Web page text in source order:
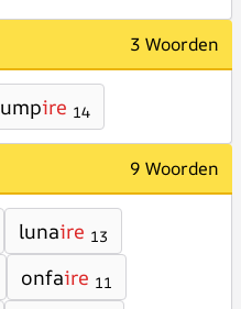
3 Woorden
umpire 14
9 Woorden
lunaire 13
onfaire 11